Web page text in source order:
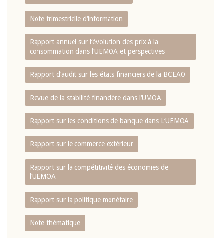
Note trimestrielle d‘information
Rapport annuel sur l‘évolution des prix à la
consommation dans l‘UEMOA et perspectives
Rapport d‘audit sur les états financiers de la BCEAO
Revue de la stabilité financière dans l‘UMOA
Rapport sur les conditions de banque dans L‘UEMOA
Rapport sur le commerce extérieur
Rapport sur la compétitivité des économies de
l‘UEMOA
Rapport sur la politique monétaire
Note thématique